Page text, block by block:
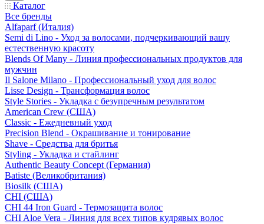
Каталог
Все бренды
Alfaparf (Италия)
Semi di Lino - Уход за волосами, подчеркивающий вашу
естественную красоту
Blends Of Many - Линия профессиональных продуктов для
мужчин
Il Salone Milano - Профессиональный уход для волос
Lisse Design - Трансформация волос
Style Stories - Укладка с безупречным результатом
American Crew (США)
Classic - Ежедневный уход
Precision Blend - Окрашивание и тонирование
Shave - Средства для бритья
Styling - Укладка и стайлинг
Authentic Beauty Concept (Германия)
Batiste (Великобритания)
Biosilk (США)
CHI (США)
CHI 44 Iron Guard - Термозащита волос
CHI Aloe Vera - Линия для всех типов кудрявых волос